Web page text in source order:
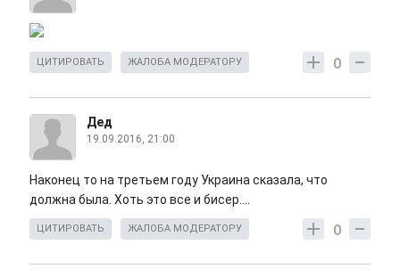
0
ЦИТИРОВАТЬ ЖАЛОБА МОДЕРАТОРУ
Дед
19.09.2016, 21:00
Наконец то на третьем году Украина сказала, что
должна была. Хоть это все и бисер....
0
ЦИТИРОВАТЬ ЖАЛОБА МОДЕРАТОРУ